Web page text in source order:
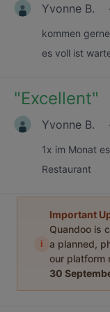
Yvonne B.
kommen
es voll ist
"Excellent"
Yvonne B.
1x im Monat
Restaurant
i
Important
Quandoo is
a planned,
our platform
30